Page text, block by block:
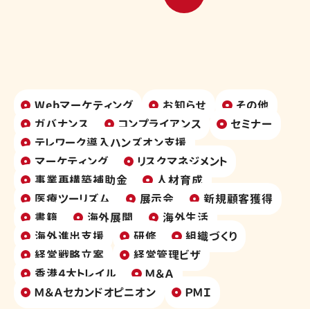
Webマーケティング お知らせ
その他
ガバナンス
コンプライアンス
セミナー
テレワーク導入ハンズオン支援
マーケティング
リスクマネジメント
事業再構築補助金
人材育成
医療ツーリズム
展示会
新規顧客獲得
書籍
海外展開
海外生活
海外進出支援
研修
組織づくり
経営戦略立案
経営管理ビザ
香港４大トレイル
Ｍ＆Ａ
Ｍ＆Ａセカンドオピニオン
ＰＭＩ